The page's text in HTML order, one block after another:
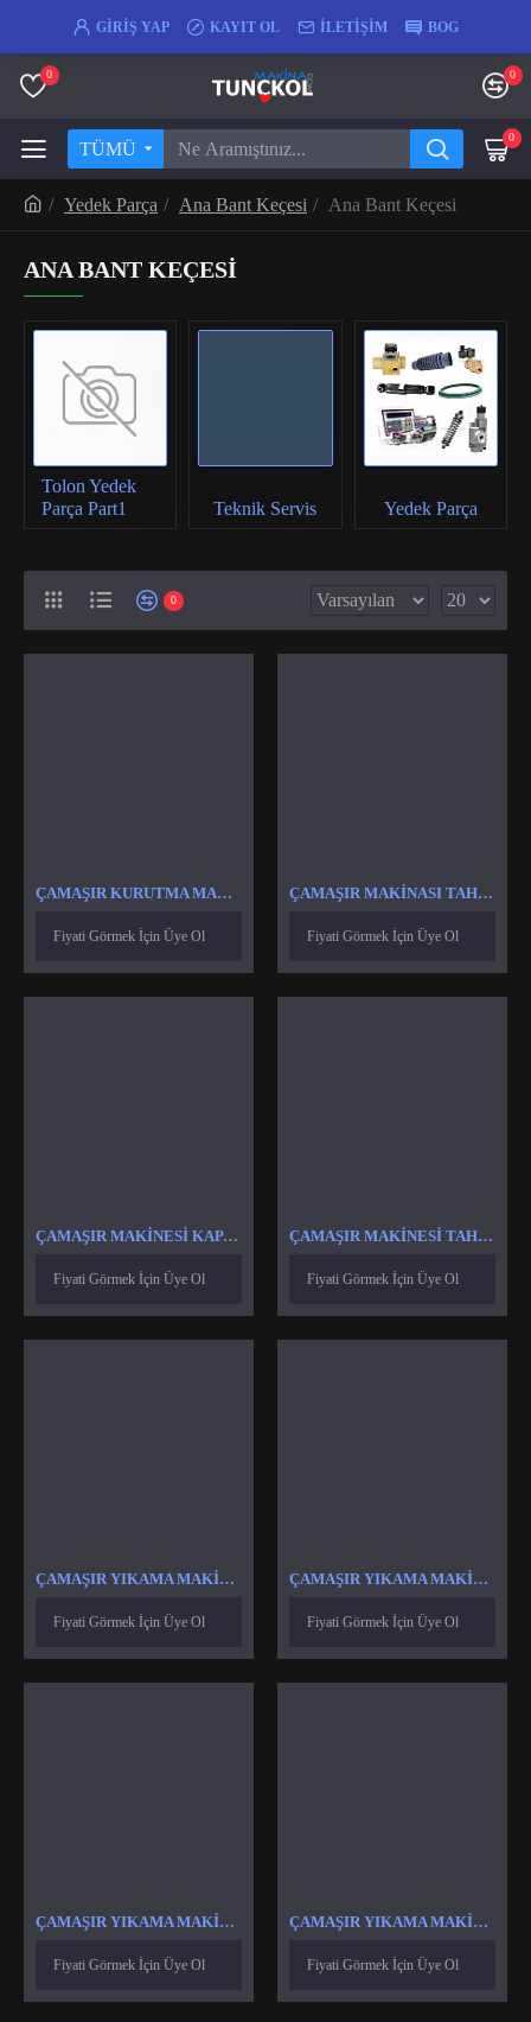
GIRIŞ YAP KAYIT OL İLETIŞIM BOG
0 0
TÜMÜ
0
Yedek Parça Ana Bant Keçesi Ana Bant Keçesi
ANA BANT KEÇESI
Tolon Yedek
Parça Part1
Teknik Servis Yedek Parça
0
ÇAMAŞIR KURUTMA MAKINASI ISI VE NEM SENSÖR
Fiyati Görmek İçin Üye Ol
ÇAMAŞIR MAKINASI TAHLIYE VANASI
Fiyati Görmek İçin Üye Ol
ÇAMAŞIR MAKINESI KAPAK CONTASI
Fiyati Görmek İçin Üye Ol
ÇAMAŞIR MAKINESI TAHLIYE MOTORU VANASI POMPASI
Fiyati Görmek İçin Üye Ol
ÇAMAŞIR YIKAMA MAKINASI ASKI YAY KAZAN YAYI
Fiyati Görmek İçin Üye Ol
ÇAMAŞIR YIKAMA MAKINASI EKRAN KARTI PROGRAM KARTI MODÜL TAKIMI
Fiyati Görmek İçin Üye Ol
ÇAMAŞIR YIKAMA MAKINASI SELENOID VALF VENTIL
Fiyati Görmek İçin Üye Ol
ÇAMAŞIR YIKAMA MAKINESI AMORTISÖR
Fiyati Görmek İçin Üye Ol